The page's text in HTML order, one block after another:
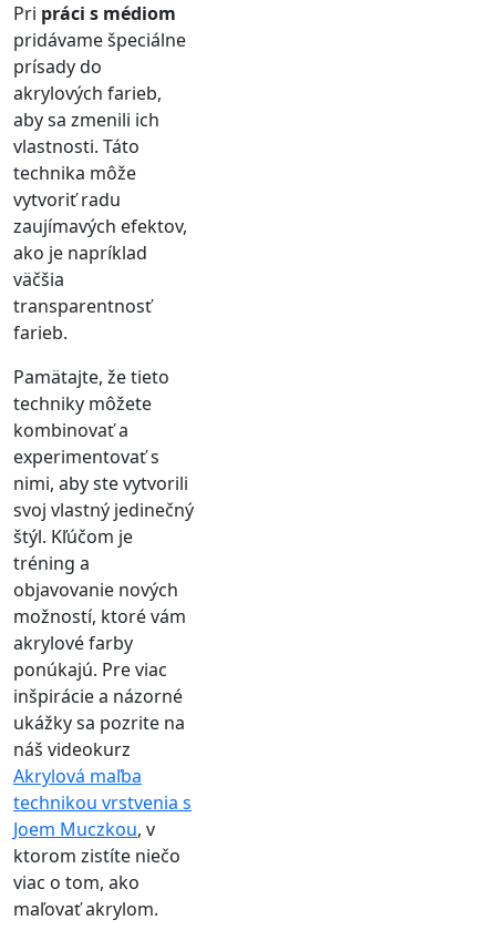
Pri práci s médiom
pridávame špeciálne
prísady do
akrylových farieb,
aby sa zmenili ich
vlastnosti. Táto
technika môže
vytvoriť radu
zaujímavých efektov,
ako je napríklad
väčšia
transparentnosť
farieb.
Pamätajte, že tieto
techniky môžete
kombinovať a
experimentovať s
nimi, aby ste vytvorili
svoj vlastný jedinečný
štýl. Kľúčom je
tréning a
objavovanie nových
možností, ktoré vám
akrylové farby
ponúkajú. Pre viac
inšpirácie a názorné
ukážky sa pozrite na
náš videokurz
Akrylová maľba
technikou vrstvenia s
Joem Muczkou, v
ktorom zistíte niečo
viac o tom, ako
maľovať akrylom.